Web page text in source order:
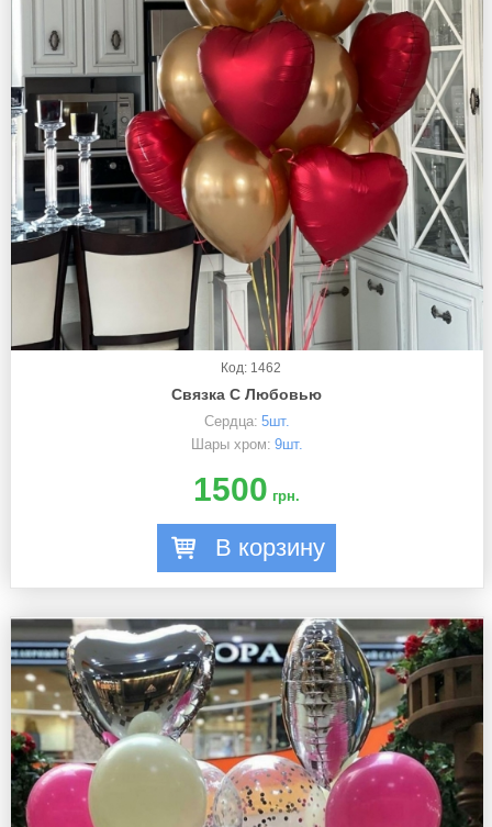
Код: 1462
Связка С Любовью
Сердца: 5шт.
Шары хром: 9шт.
1500 грн.
В корзину